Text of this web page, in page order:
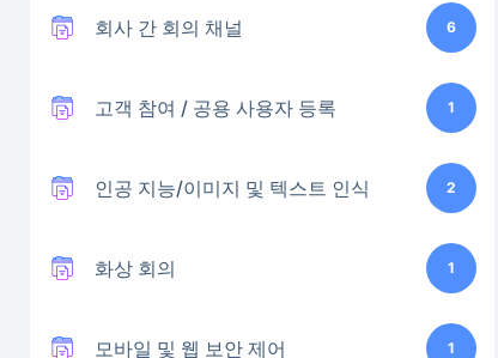
회사 간 회의 채널 6
고객 참여 / 공용 사용자 등록 1
인공 지능/이미지 및 텍스트 인식 2
화상 회의 1
모바일 및 웹 보안 제어 1